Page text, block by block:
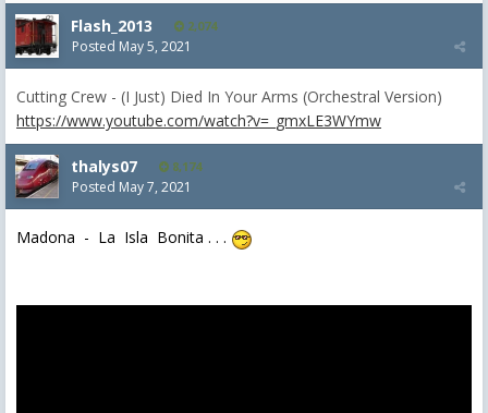
Flash_2013 2,074
Posted May 5, 2021
Cutting Crew - (I Just) Died In Your Arms (Orchestral Version)
https://www.youtube.com/watch?v=_gmxLE3WYmw
thalys07 8,174
Posted May 7, 2021
Madona - La Isla Bonita . . .